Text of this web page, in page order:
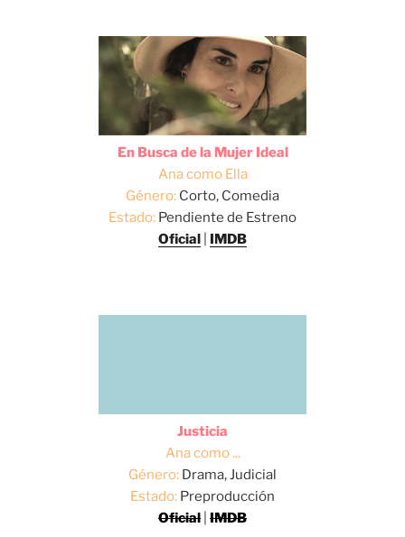
En Busca de la Mujer Ideal
Ana como Ella
Género: Corto, Comedia
Estado: Pendiente de Estreno
Oficial
IMDB
Justicia
Ana como ...
Género: Drama, Judicial
Estado: Preproducción
Oficial IMDB